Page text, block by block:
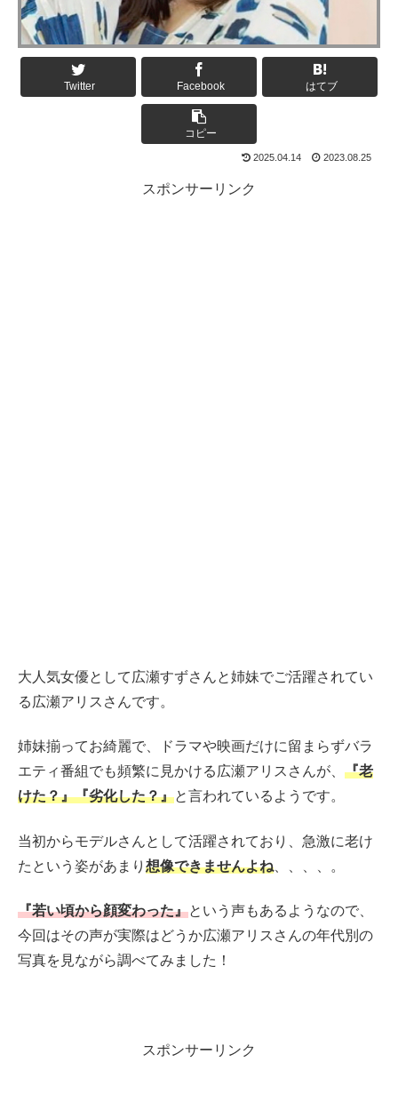
Twitter Facebook はてブ
コピー
2025.04.14 2023.08.25
スポンサーリンク
大人気女優として広瀬すずさんと姉妹でご活躍されてい
る広瀬アリスさんです。
姉妹揃ってお綺麗で、ドラマや映画だけに留まらずバラ
エティ番組でも頻繁に見かける広瀬アリスさんが、 『老
けた？』『劣化した？』と言われているようです。
当初からモデルさんとして活躍されており、急激に老け
たという姿があまり 想像できませんよね 、、、、。
『若い頃から顔変わった』という声もあるようなので、
今回はその声が実際はどうか広瀬アリスさんの年代別の
写真を見ながら調べてみました！
スポンサーリンク